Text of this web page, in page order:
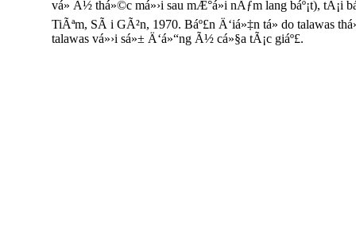
vá» Ã½ thá»©c má»›i sau mÆ°á»i nÄƒm lang báº¡t),
TiÃªm, SÃ i GÃ²n, 1970. Báº£n Ä‘iá»‡n tá»­ do talawas
talawas vá»›i sá»± Ä‘á»“ng Ã½ cá»§a tÃ¡c giáº£.